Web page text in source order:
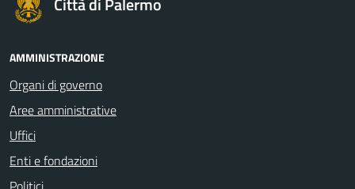
AMMINISTRAZIONE
Organi di governo
Aree amministrative
Uffici
Enti e fondazioni